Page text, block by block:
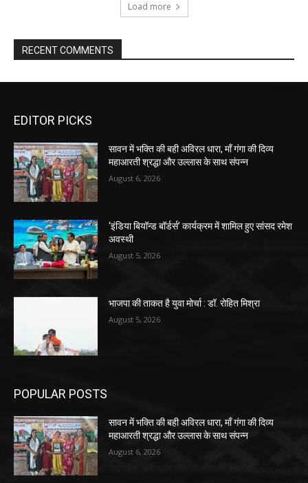
Load more
RECENT COMMENTS
EDITOR PICKS
सावन में भक्ति की बही अविरल धारा, माँ गंगा की दिव्य
महाआरती श्रद्धा और उल्लास के साथ संपन्न
August 6, 2026
‘इंडिया बियॉन्ड बॉर्डर्स’ कार्यक्रम में शामिल हुए सांसद रमेश
अवस्थी
August 5, 2026
भाजपा की ताकत है युवा मोर्चा : डॉ. रोहित मिश्रा
August 5, 2026
POPULAR POSTS
सावन में भक्ति की बही अविरल धारा, माँ गंगा की दिव्य
महाआरती श्रद्धा और उल्लास के साथ संपन्न
August 6, 2026